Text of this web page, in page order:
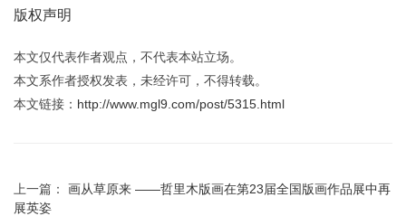
版权声明
本文仅代表作者观点，不代表本站立场。
本文系作者授权发表，未经许可，不得转载。
本文链接： http://www.mgl9.com/post/5315.html
上一篇： 画从草原来 ——哲里木版画在第23届全国版画作品展中再
展英姿